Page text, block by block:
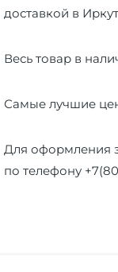
доставкой в
Весь товар в
Самые лучшие
Для оформления
по телефону